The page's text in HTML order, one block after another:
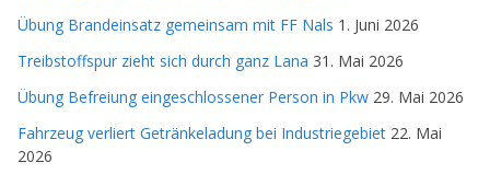
Übung Brandeinsatz gemeinsam mit FF Nals 1. Juni 2026
Treibstoffspur zieht sich durch ganz Lana 31. Mai 2026
Übung Befreiung eingeschlossener Person in Pkw 29. Mai 2026
Fahrzeug verliert Getränkeladung bei Industriegebiet 22. Mai
2026